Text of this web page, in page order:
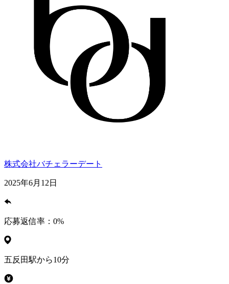
株式会社バチェラーデート
2025年6月12日
応募返信率： 0%
五反田駅から10分